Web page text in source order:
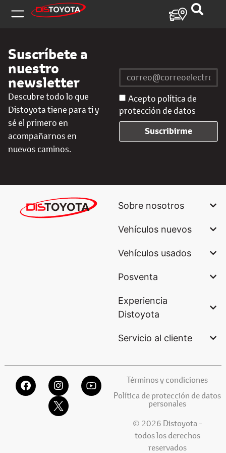
Suscríbete a
nuestro
newsletter
Descubre todo lo que
Distoyota tiene para ti y
sé el primero en
acompañarnos en
nuevos caminos.
Acepto política de
protección de datos
Suscribirme
Sobre nosotros
Vehículos nuevos
Vehículos usados
Posventa
Experiencia
Distoyota
Servicio al cliente
Términos y condiciones
Política de protección de datos
personales
© 2026 Distoyota -
todos los derechos
reservados